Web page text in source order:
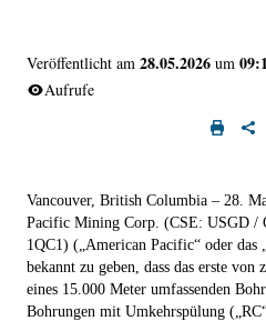
Veröffentlicht am 28.05.2026 um
Aufrufe
Vancouver, British Columbia – 28.
Pacific Mining Corp. (CSE: USGD /
1QC1) („ American Pacific“ oder das
bekannt zu geben, dass das erste
eines 15.000 Meter umfassenden
Bohrungen mit Umkehrspülung („ RC